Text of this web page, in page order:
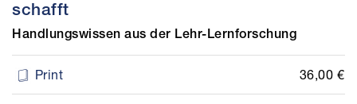
schafft
Handlungswissen aus der Lehr-Lernforschung
Print 36,00 €